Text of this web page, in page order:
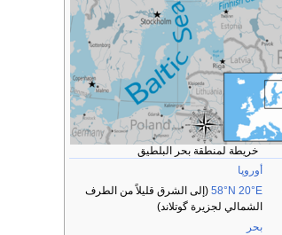
خريطة لمنطقة بحر البلطيق
أوروپا
58°N 20°E
(إلى الشرق قليلاً من الطرف
الشمالي لجزيرة گوتلاند)
بحر